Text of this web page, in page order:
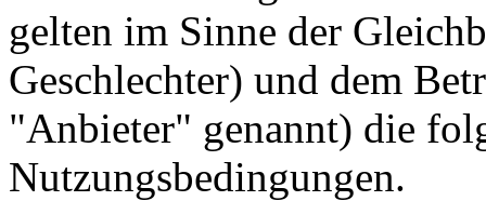
gelten im Sinne der
Geschlechter) und dem
"Anbieter" genannt) die
Nutzungsbedingungen.